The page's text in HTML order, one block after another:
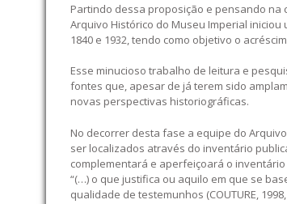
Partindo dessa proposição e pensando na
Arquivo Histórico do Museu Imperial
1840 e 1932, tendo como objetivo o
Esse minucioso trabalho de leitura e
fontes que, apesar de já terem sido
novas perspectivas historiográficas.
No decorrer desta fase a equipe do
ser localizados através do inventário
complementará e aperfeiçoará o
“(…) o que justifica ou aquilo em que se
qualidade de testemunhos (COUTURE, 1998,